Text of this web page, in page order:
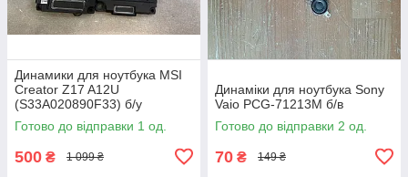
Динамики для ноутбука MSI
Creator Z17 A12U
(S33A020890F33) б/у
Готово до відправки 1 од.
500 ₴ 1 099 ₴
Динаміки для ноутбука Sony
Vaio PCG-71213M б/в
Готово до відправки 2 од.
70 ₴ 149 ₴